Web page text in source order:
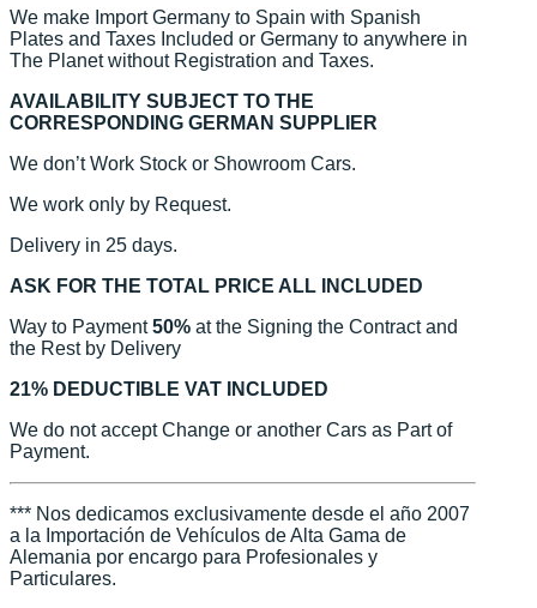
We make Import Germany to Spain with Spanish
Plates and Taxes Included or Germany to anywhere in
The Planet without Registration and Taxes.
AVAILABILITY SUBJECT TO THE
CORRESPONDING GERMAN SUPPLIER
We don’t Work Stock or Showroom Cars.
We work only by Request.
Delivery in 25 days.
ASK FOR THE TOTAL PRICE ALL INCLUDED
Way to Payment50% at the Signing the Contract and
the Rest by Delivery
21% DEDUCTIBLE VAT INCLUDED
We do not accept Change or another Cars as Part of
Payment.
*** Nos dedicamos exclusivamente desde el año 2007
a la Importación de Vehículos de Alta Gama de
Alemania por encargo para Profesionales y
Particulares.